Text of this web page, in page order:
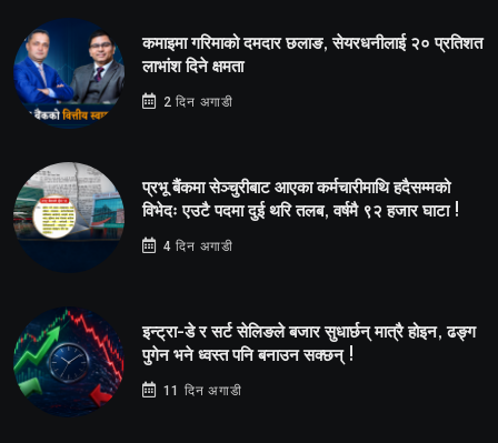
कमाइमा गरिमाको दमदार छलाङ, सेयरधनीलाई २० प्रतिशत
लाभांश दिने क्षमता
2 दिन अगाडी
प्रभू बैंकमा सेञ्चुरीबाट आएका कर्मचारीमाथि हदैसम्मको
विभेदः एउटै पदमा दुई थरि तलब, वर्षमै ९२ हजार घाटा !
4 दिन अगाडी
इन्ट्रा-डे र सर्ट सेलिङले बजार सुधार्छन् मात्रै होइन, ढङ्ग
पुगेन भने ध्वस्त पनि बनाउन सक्छन् !
11 दिन अगाडी